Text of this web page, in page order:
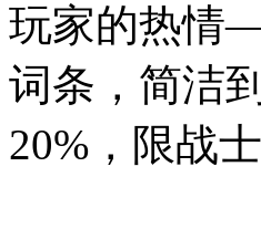
玩家的热情
词条，简洁
20%，限战士